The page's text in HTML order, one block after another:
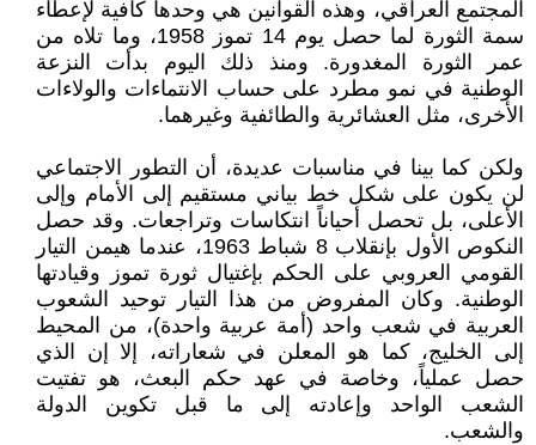
المجتمع العراقي، وهذه القوانين هي وحدها كافية لإعطاء
سمة الثورة لما حصل يوم 14 تموز 1958، وما تلاه من
عمر الثورة المغدورة. ومنذ ذلك اليوم بدأت النزعة
الوطنية في نمو مطرد على حساب الانتماءات والولاءات
الأخرى، مثل العشائرية والطائفية وغيرهما.
ولكن كما بينا في مناسبات عديدة، أن التطور الاجتماعي
لن يكون على شكل خط بياني مستقيم إلى الأمام وإلى
الأعلى، بل تحصل أحياناً انتكاسات وتراجعات. وقد حصل
النكوص الأول بإنقلاب 8 شباط 1963، عندما هيمن التيار
القومي العروبي على الحكم بإغتيال ثورة تموز وقيادتها
الوطنية. وكان المفروض من هذا التيار توحيد الشعوب
العربية في شعب واحد (أمة عربية واحدة)، من المحيط
إلى الخليج، كما هو المعلن في شعاراته، إلا إن الذي
حصل عملياً، وخاصة في عهد حكم البعث، هو تفتيت
الشعب الواحد وإعادته إلى ما قبل تكوين الدولة
والشعب.